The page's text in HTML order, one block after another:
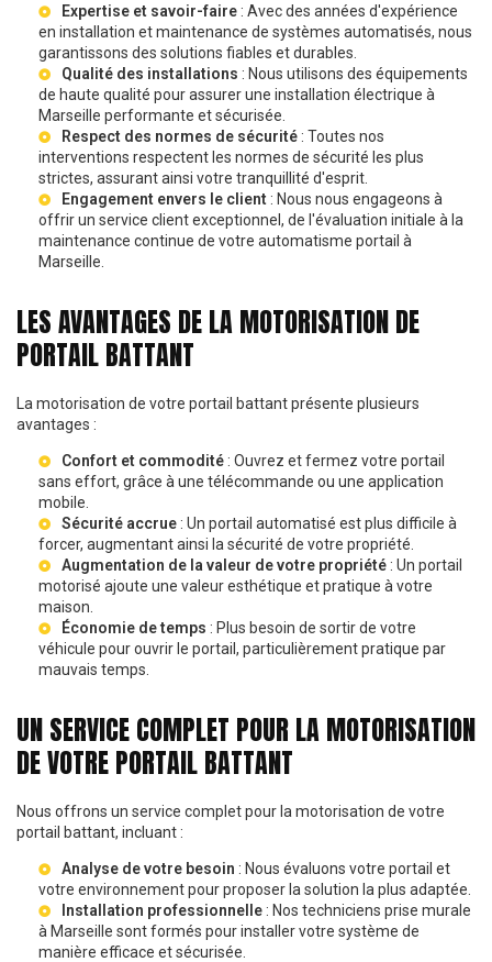
Expertise et savoir-faire : Avec des années d'expérience
en installation et maintenance de systèmes automatisés, nous
garantissons des solutions fiables et durables.
Qualité des installations : Nous utilisons des équipements
de haute qualité pour assurer une installation électrique à
Marseille performante et sécurisée.
Respect des normes de sécurité : Toutes nos
interventions respectent les normes de sécurité les plus
strictes, assurant ainsi votre tranquillité d'esprit.
Engagement envers le client : Nous nous engageons à
offrir un service client exceptionnel, de l'évaluation initiale à la
maintenance continue de votre automatisme portail à
Marseille
LES AVANTAGES DE LA MOTORISATION DE
PORTAIL BATTANT
La motorisation de votre portail battant présente plusieurs
avantages :
Confort et commodité : Ouvrez et fermez votre portail
sans effort, grâce à une télécommande ou une application
mobile.
Sécurité accrue : Un portail automatisé est plus difficile à
forcer, augmentant ainsi la sécurité de votre propriété.
Augmentation de la valeur de votre propriété : Un portail
motorisé ajoute une valeur esthétique et pratique à votre
maison.
Économie de temps : Plus besoin de sortir de votre
véhicule pour ouvrir le portail, particulièrement pratique par
mauvais temps.
UN SERVICE COMPLET POUR LA MOTORISATION
DE VOTRE PORTAIL BATTANT
Nous offrons un service complet pour la motorisation de votre
portail battant, incluant :
Analyse de votre besoin : Nous évaluons votre portail et
votre environnement pour proposer la solution la plus adaptée.
Installation professionnelle : Nos techniciens prise murale
à Marseille sont formés pour installer votre système de
manière efficace et sécurisée.